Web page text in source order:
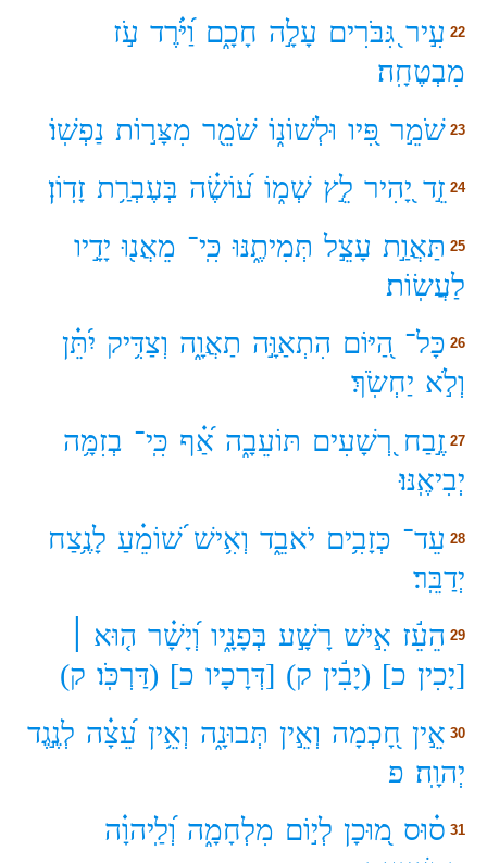
22 עִ֣יר גִּ֭בֹּרִים עָלָ֣ה חָכָ֑ם וַ֝יֹּ֗רֶד עֹ֣ז
מִבְטֶחָֽה׃
23 שֹׁמֵ֣ר פִּ֭יו וּלְשׁוֹנ֑וֹ שֹׁמֵ֖ר מִצָּר֣וֹת נַפְשֽׁוֹ׃
24 זֵ֣ד יָ֭הִיר לֵ֣ץ שְׁמ֑וֹ ע֝וֹשֶׂ֗ה בְּעֶבְרַ֥ת זָדֽוֹן׃
25 תַּאֲוַ֣ת עָצֵ֣ל תְּמִיתֶ֑נּוּ כִּֽי־ מֵאֲנ֖וּ יָדָ֣יו
לַעֲשֽׂוֹת׃
26 כָּל־ הַ֭יּוֹם הִתְאַוָּ֣ה תַאֲוָ֑ה וְצַדִּ֥יק יִ֝תֵּ֗ן
וְלֹ֣א יַחְשֹֽׂךְ׃
27 זֶ֣בַח רְ֭שָׁעִים תּוֹעֵבָ֑ה אַ֝֗ף כִּֽי־ בְזִמָּ֥ה
יְבִיאֶֽנּוּ׃
28 עֵד־ כְּזָבִ֥ים יֹאבֵ֑ד וְאִ֥ישׁ שׁ֝וֹמֵ֗עַ לָנֶ֥צַח
יְדַבֵּֽר׃
29 הֵעֵ֬ז אִ֣ישׁ רָשָׁ֣ע בְּפָנָ֑יו וְ֝יָשָׁ֗ר ה֤וּא ׀
[יָכִין כ] (יָבִ֬ין ק) [דְּרָכָיו כ] (דַּרְכֹּֽו׃ ק)
30 אֵ֣ין חָ֭כְמָה וְאֵ֣ין תְּבוּנָ֑ה וְאֵ֥ין עֵ֝צָ֗ה לְנֶ֣גֶד
יְהוָֽה׃ פ
31 ס֗וּס מ֭וּכָן לְי֣וֹם מִלְחָמָ֑ה וְ֝לַֽיהוָ֗ה